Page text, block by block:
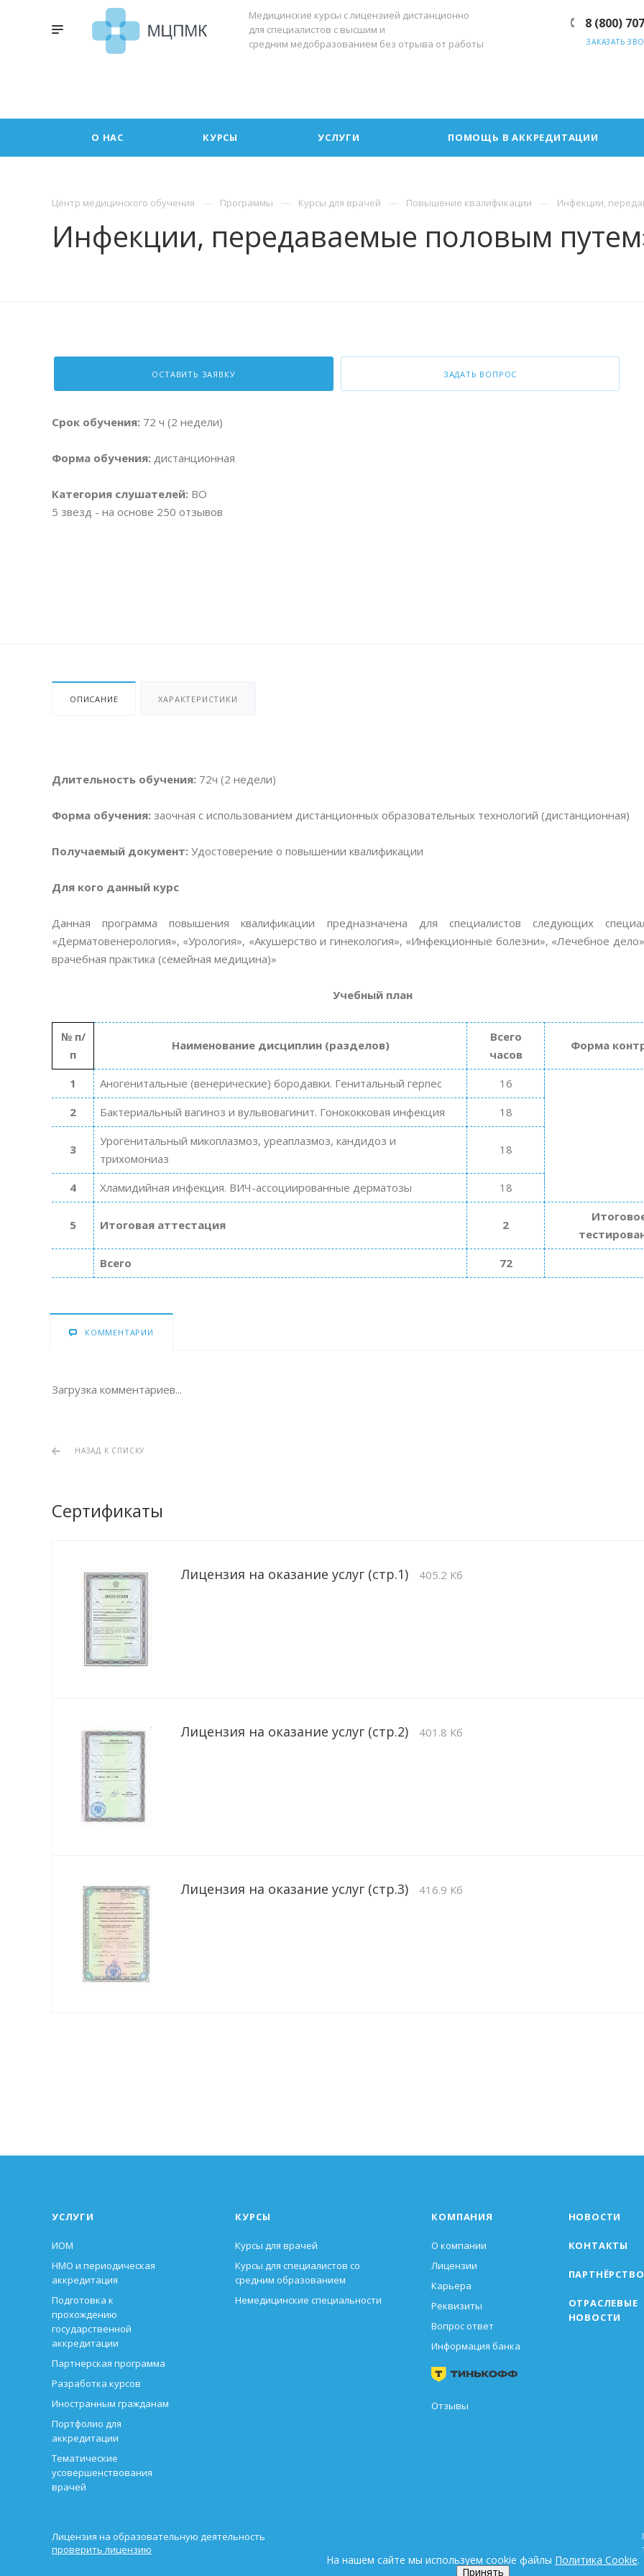
Медицинские курсы с лицензией дистанционно
для специалистов с высшим и
средним медобразованием без отрыва от работы
8 (800)
ЗАКАЗАТЬ
О НАС КУРСЫ УСЛУГИ ПОМОЩЬ В АККРЕДИТАЦИИ
Центр медицинского обучения Программы Курсы для врачей Повышение квалификации Инфекции,
Инфекции, передаваемые половым
ОСТАВИТЬ ЗАЯВКУ ЗАДАТЬ ВОПРОС
Срок обучения: 72 ч (2 недели)
Форма обучения: дистанционная
Категория слушателей: ВО
5 звезд - на основе 250 отзывов
ОПИСАНИЕ ХАРАКТЕРИСТИКИ
Длительность обучения: 72ч (2 недели)
Форма обучения: заочная с использованием дистанционных образовательных технологий (дистанционная)
Получаемый документ: Удостоверение о повышении квалификации
Для кого данный курс
Данная программа повышения квалификации предназначена для специалистов следующих
«Дерматовенерология», «Урология», «Акушерство и гинекология», «Инфекционные болезни», «Лечебное
врачебная практика (семейная медицина)»
Учебный план
№ п/
п
Наименование дисциплин (разделов)
Всего
часов
Форма
1 Аногенитальные (венерические) бородавки. Генитальный герпес
16
2
Бактериальный вагиноз и вульвовагинит. Гонококковая инфекция 18
3
Урогенитальный микоплазмоз, уреаплазмоз, кандидоз и
трихомониаз
18
4 Хламидийная инфекция. ВИЧ-ассоциированные дерматозы 18
5 Итоговая аттестация 2
Всего
72
КОММЕНТАРИИ
Загрузка комментариев...
НАЗАД К СПИСКУ
Сертификаты
Лицензия на оказание услуг (стр.1) 405.2 Кб
Лицензия на оказание услуг (стр.2) 401.8 Кб
Лицензия на оказание услуг (стр.3) 416.9 Кб
УСЛУГИ
ИОМ
НМО и периодическая
аккредитация
Подготовка к
прохождению
государственной
аккредитации
Партнерская программа
Разработка курсов
Иностранным гражданам
Портфолио для
аккредитации
Тематические
усовершенствования
врачей
КУРСЫ
Курсы для врачей
Курсы для специалистов со
средним образованием
Немедицинские специальности
КОМПАНИЯ
О компании
Лицензии
Карьера
Реквизиты
Вопрос ответ
Информация банка
Отзывы
НОВОСТИ
КОНТАКТЫ
ПАРТНЁРСТВО
ОТРАСЛЕВЫЕ
НОВОСТИ
Лицензия на образовательную деятельность
проверить лицензию
На нашем сайте мы используем cookie файлы Политика Cookie.
Принять